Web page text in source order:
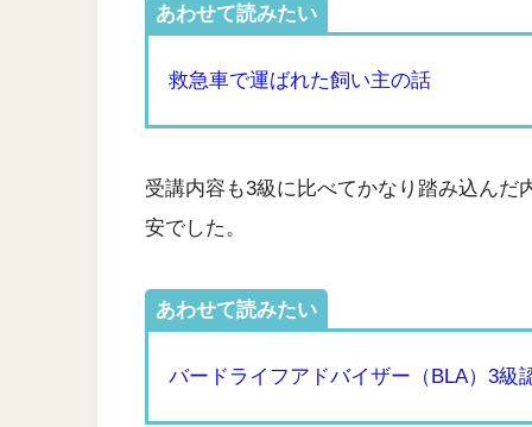
あわせて読みたい
救急車で運ばれた飼い主の話
受講内容も3級に比べてかなり踏み込ん
安でした。
あわせて読みたい
バードライフアドバイザー（BLA）3級